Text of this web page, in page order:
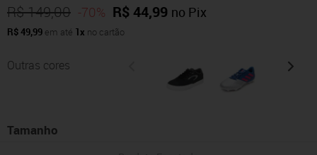
R$ 149,00 -70% R$ 44,99 no Pix
R$ 49,99 em até 1x no cartão
Outras cores
Tamanho